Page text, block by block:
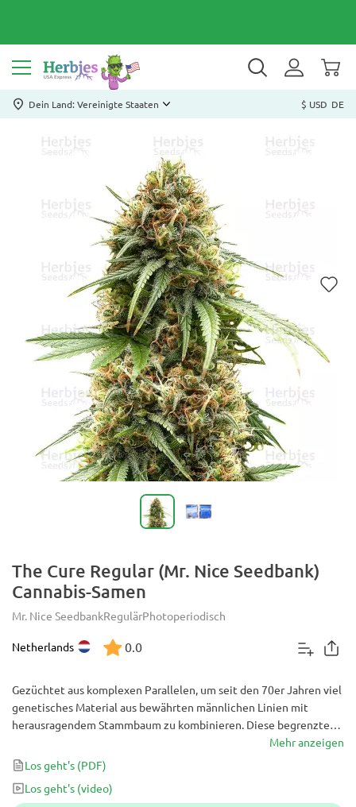
Dein Land: Vereinigte Staaten $ USD DE
The Cure Regular (Mr. Nice Seedbank)
Cannabis-Samen
Mr. Nice SeedbankRegulärPhotoperiodisch
Netherlands 0.0
Gezüchtet aus komplexen Parallelen, um seit den 70er Jahren viel
genetisches Material aus bewährten männlichen Linien mit
herausragendem Stammbaum zu kombinieren. Diese begrenzte
Samenlinie birgt Geheimnisse, wenn sie gut gepflegt und mit
allen Sinnen ausgewählt wird. Es gibt sehr praktische
Zimmerpflanzen und Aromen der alten Schule, die darauf warten,
zum Leben erweckt zu werden.
Mehr anzeigen
Los geht's (PDF)
Los geht's (video)